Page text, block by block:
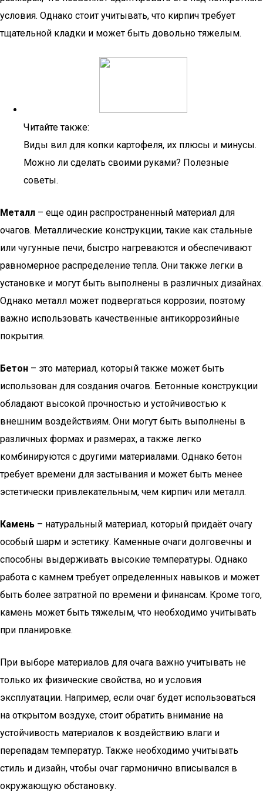
условия. Однако стоит учитывать, что кирпич требует
тщательной кладки и может быть довольно тяжелым.
Читайте также:
Виды вил для копки картофеля, их плюсы и минусы.
Можно ли сделать своими руками? Полезные
советы.
Металл – еще один распространенный материал для
очагов. Металлические конструкции, такие как стальные
или чугунные печи, быстро нагреваются и обеспечивают
равномерное распределение тепла. Они также легки в
установке и могут быть выполнены в различных дизайнах.
Однако металл может подвергаться коррозии, поэтому
важно использовать качественные антикоррозийные
покрытия.
Бетон – это материал, который также может быть
использован для создания очагов. Бетонные конструкции
обладают высокой прочностью и устойчивостью к
внешним воздействиям. Они могут быть выполнены в
различных формах и размерах, а также легко
комбинируются с другими материалами. Однако бетон
требует времени для застывания и может быть менее
эстетически привлекательным, чем кирпич или металл.
Камень – натуральный материал, который придаёт очагу
особый шарм и эстетику. Каменные очаги долговечны и
способны выдерживать высокие температуры. Однако
работа с камнем требует определенных навыков и может
быть более затратной по времени и финансам. Кроме того,
камень может быть тяжелым, что необходимо учитывать
при планировке.
При выборе материалов для очага важно учитывать не
только их физические свойства, но и условия
эксплуатации. Например, если очаг будет использоваться
на открытом воздухе, стоит обратить внимание на
устойчивость материалов к воздействию влаги и
перепадам температур. Также необходимо учитывать
стиль и дизайн, чтобы очаг гармонично вписывался в
окружающую обстановку.